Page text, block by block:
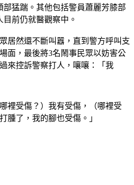
部猛踹。其他包括警員蕭麗芳膝部
前仍就醫觀察中。
居然還不斷叫囂，直到警方呼叫支
面，最後將3名鬧事民眾以妨害公
來控訴警察打人，嚷嚷：「我
裡受傷？）我有受傷，（哪裡受
腫了，我的腳也受傷。」